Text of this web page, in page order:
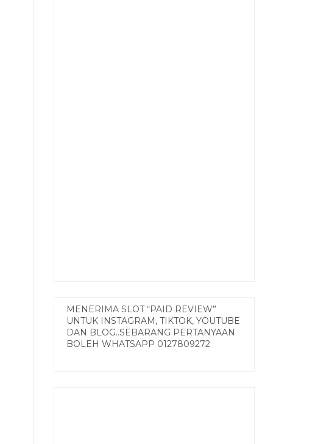
MENERIMA SLOT “PAID REVIEW”
UNTUK INSTAGRAM, TIKTOK, YOUTUBE
DAN BLOG..SEBARANG PERTANYAAN
BOLEH WHATSAPP 0127809272